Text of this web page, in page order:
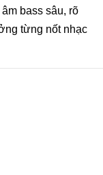
bass sâu, rõ
từng nốt nhạc